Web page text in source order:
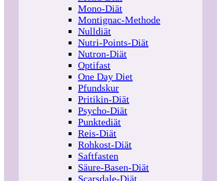
Mono-Diät
Montignac-Methode
Nulldiät
Nutri-Points-Diät
Nutron-Diät
Optifast
One Day Diet
Pfundskur
Pritikin-Diät
Psycho-Diät
Punktediät
Reis-Diät
Rohkost-Diät
Saftfasten
Säure-Basen-Diät
Scarsdale-Diät